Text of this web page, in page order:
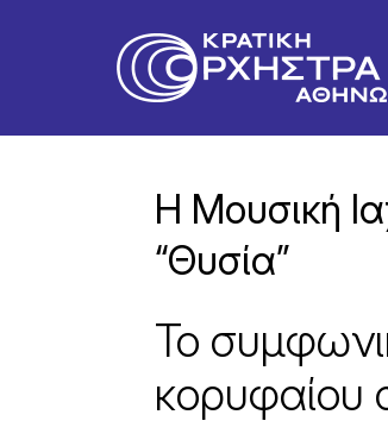
Η Μουσική
“Θυσία”
Το
κορυφαίου